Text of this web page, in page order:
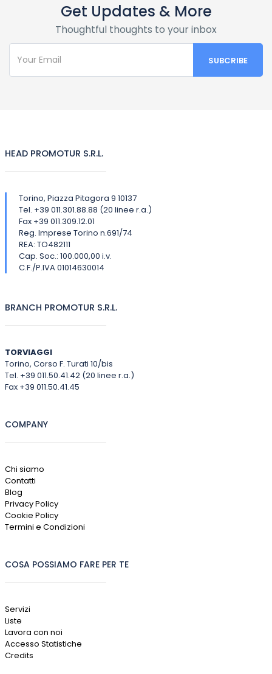
Get Updates & More
Thoughtful thoughts to your inbox
HEAD PROMOTUR S.R.L.
Torino, Piazza Pitagora 9 10137
Tel. +39 011.301.88.88 (20 linee r.a.)
Fax +39 011.309.12.01
Reg. Imprese Torino n.691/74
REA: TO482111
Cap. Soc.: 100.000,00 i.v.
C.F./P.IVA 01014630014
BRANCH PROMOTUR S.R.L.
TORVIAGGI
Torino, Corso F. Turati 10/bis
Tel. +39 011.50.41.42 (20 linee r.a.)
Fax +39 011.50.41.45
COMPANY
Chi siamo
Contatti
Blog
Privacy Policy
Cookie Policy
Termini e Condizioni
COSA POSSIAMO FARE PER TE
Servizi
Liste
Lavora con noi
Accesso Statistiche
Credits